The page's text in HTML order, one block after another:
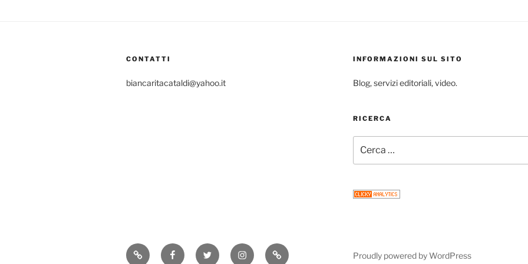
CONTATTI
biancaritacataldi@yahoo.it
INFORMAZIONI SUL SITO
Blog, servizi editoriali, video.
RICERCA
Consigli FacebookTwitter InstagramEmail Proudly powered by WordPress